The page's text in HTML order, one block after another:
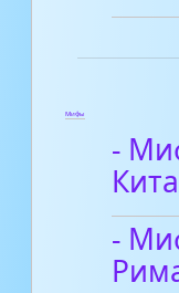
Мифы
-
-